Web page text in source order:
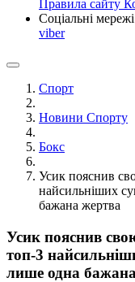
Правила сайту
Соціальні мережі
viber
Спорт
Новини Спорту
Бокс
Усик пояснив
найсильніших
бажана жертва
Усик пояснив
топ-3
лише одна